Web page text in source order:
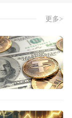
更多>